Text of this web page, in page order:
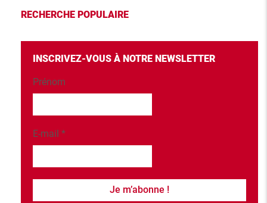
RECHERCHE POPULAIRE
INSCRIVEZ-VOUS À NOTRE NEWSLETTER
Prénom
E-mail *